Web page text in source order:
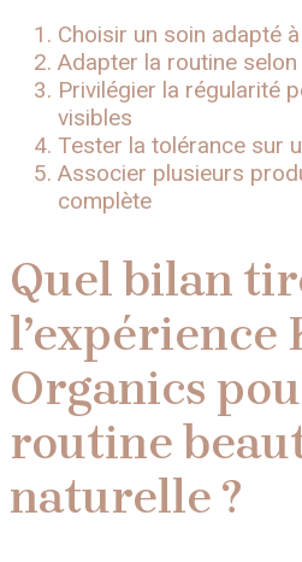
Choisir un soin adapté
Adapter la routine
Privilégier la régularité
visibles
Tester la tolérance sur
Associer plusieurs
complète
Quel bilan
l’expérience
Organics
routine
naturelle ?